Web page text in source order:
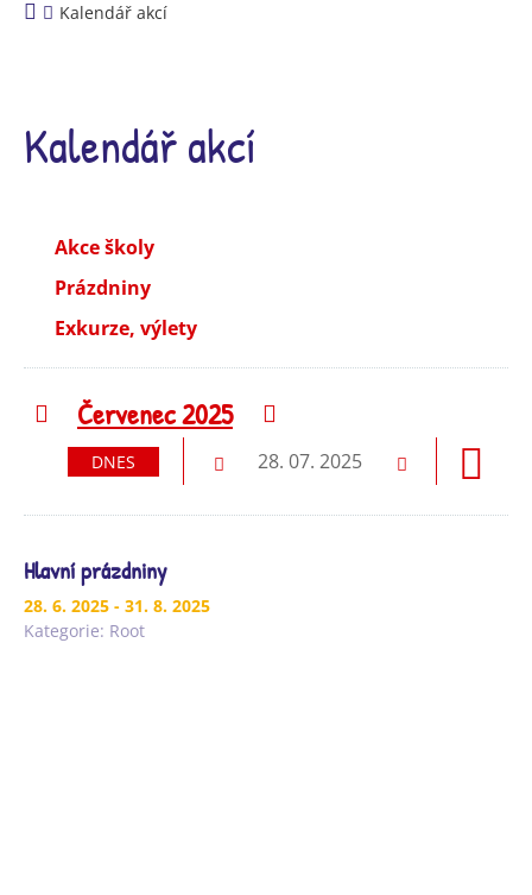
Kalendář akcí
Kalendář akcí
Akce školy
Prázdniny
Exkurze, výlety
Předchozí
Červenec 2025
DNES Předchozí
28. 07. 2025
Hlavní prázdniny
28. 6. 2025 - 31. 8. 2025
Kategorie: Root